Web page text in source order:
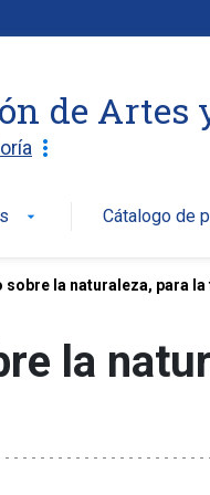
de Artes
more_vert
arrow_drop_down Cátalogo de
sobre la naturaleza, para
la